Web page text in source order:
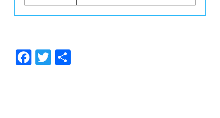
F
ac
T
w